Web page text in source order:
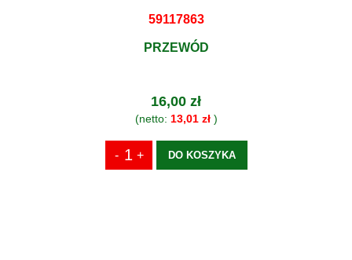
59117863
PRZEWÓD
16,00 zł
(netto: 13,01 zł)
DO KOSZYKA